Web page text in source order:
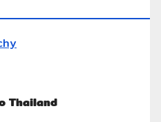
Thailand